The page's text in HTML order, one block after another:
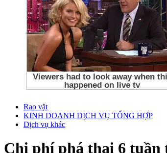
Rao vặt
KINH DOANH DỊCH VỤ TỔNG HỢP
Dịch vụ khác
Chi phí phá thai 6 tuần